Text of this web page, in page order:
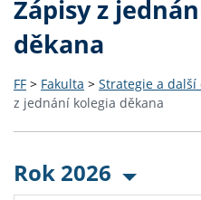
Zápisy z
děkana
FF > Fakulta > Strategie a
z jednání kolegia děkana
Rok 2026